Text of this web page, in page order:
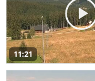
11:21